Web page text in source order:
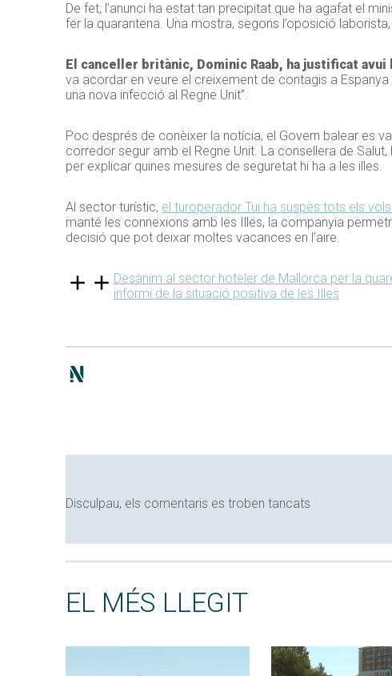
De fet, l’anunci ha estat tan precipitat que ha agafat el
fer la quarantena. Una mostra, segons l’oposició
El canceller britànic, Dominic Raab, ha justificat
va acordar en veure el creixement de contagis a Espanya
una nova infecció al Regne Unit”.
Poc després de conèixer la notícia, el Govern balear es
corredor segur amb el Regne Unit. La consellera de
per explicar quines mesures de seguretat hi ha a les illes.
Al sector turístic, el turoperador Tui ha suspès tots els
manté les connexions amb les Illes, la companyia
decisió que pot deixar moltes vacances en l’aire.
Desànim al sector hoteler de Mallorca per la
informi de la situació positiva de les Illes
Disculpau, els comentaris es troben tancats
EL MÉS LLEGIT